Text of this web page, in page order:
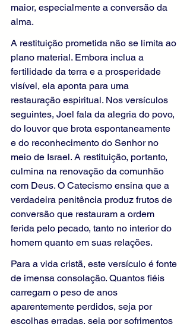
maior, especialmente a conversão da
alma.
A restituição prometida não se limita ao
plano material. Embora inclua a
fertilidade da terra e a prosperidade
visível, ela aponta para uma
restauração espiritual. Nos versículos
seguintes, Joel fala da alegria do povo,
do louvor que brota espontaneamente
e do reconhecimento do Senhor no
meio de Israel. A restituição, portanto,
culmina na renovação da comunhão
com Deus. O Catecismo ensina que a
verdadeira penitência produz frutos de
conversão que restauram a ordem
ferida pelo pecado, tanto no interior do
homem quanto em suas relações.
Para a vida cristã, este versículo é fonte
de imensa consolação. Quantos fiéis
carregam o peso de anos
aparentemente perdidos, seja por
escolhas erradas, seja por sofrimentos